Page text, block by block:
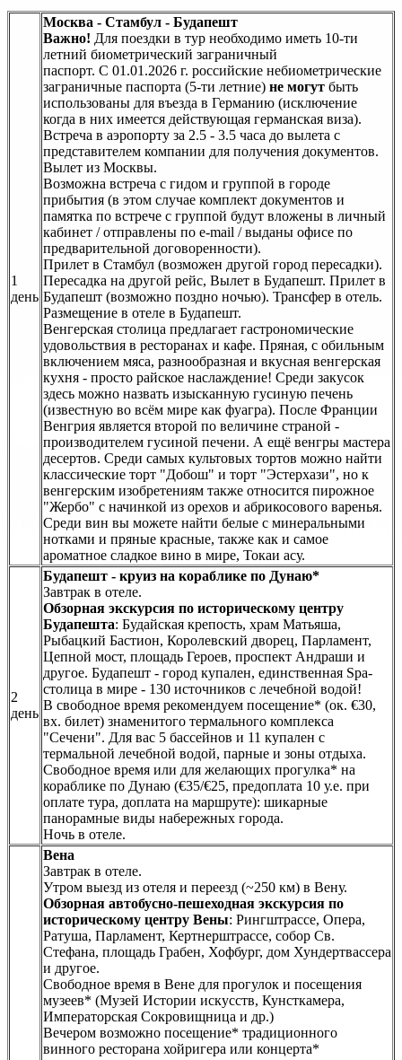
1
день
Москва - Стамбул - Будапешт
Важно! Для поездки в тур необходимо иметь 10-ти
летний биометрический заграничный
паспорт. С 01.01.2026 г. российские небиометрические
заграничные паспорта (5-ти летние) не могут быть
использованы для въезда в Германию (исключение
когда в них имеется действующая германская виза).
Встреча в аэропорту за 2.5 - 3.5 часа до вылета с
представителем компании для получения документов.
Вылет из Москвы.
Возможна встреча с гидом и группой в городе
прибытия (в этом случае комплект документов и
памятка по встрече с группой будут вложены в личный
кабинет / отправлены по e-mail / выданы офисе по
предварительной договоренности).
Прилет в Стамбул (возможен другой город пересадки).
Пересадка на другой рейc, Вылет в Будапешт. Прилет в
Будапешт (возможно поздно ночью). Трансфер в отель.
Размещение в отеле в Будапешт.
Венгерская столица предлагает гастрономические
удовольствия в ресторанах и кафе. Пряная, с обильным
включением мяса, разнообразная и вкусная венгерская
кухня - просто райское наслаждение! Среди закусок
здесь можно назвать изысканную гусиную печень
(известную во всём мире как фуагра). После Франции
Венгрия является второй по величине страной -
производителем гусиной печени. А ещё венгры мастера
десертов. Среди самых культовых тортов можно найти
классические торт "Добош" и торт "Эстерхази", но к
венгерским изобретениям также относится пирожное
"Жербо" с начинкой из орехов и абрикосового варенья.
Среди вин вы можете найти белые с минеральными
нотками и пряные красные, также как и самое
ароматное сладкое вино в мире, Токаи асу.
2
день
Будапешт - круиз на кораблике по Дунаю*
Завтрак в отеле.
Обзорная экскурсия по историческому центру
Будапешта: Будайская крепость, храм Матьяша,
Рыбацкий Бастион, Королевский дворец, Парламент,
Цепной мост, площадь Героев, проспект Андраши и
другое. Будапешт - город купален, единственная Spa-
столица в мире - 130 источников с лечебной водой!
В свободное время рекомендуем посещение* (ок. €30,
вх. билет) знаменитого термального комплекса
"Сечени". Для вас 5 бассейнов и 11 купален с
термальной лечебной водой, парные и зоны отдыха.
Свободное время или для желающих прогулка* на
кораблике по Дунаю (€35/€25, предоплата 10 у.е. при
оплате тура, доплата на маршруте): шикарные
панорамные виды набережных города.
Ночь в отеле.
Вена
Завтрак в отеле.
Утром выезд из отеля и переезд (~250 км) в Вену.
Обзорная автобусно-пешеходная экскурсия по
историческому центру Вены: Рингштрассе, Опера,
Ратуша, Парламент, Кертнерштрассе, собор Св.
Стефана, площадь Грабен, Хофбург, дом Хундертвассера
и другое.
Свободное время в Вене для прогулок и посещения
музеев* (Музей Истории искусств, Кунсткамера,
Императорская Сокровищница и др.)
Вечером возможно посещение* традиционного
винного ресторана хойригера или концерта*